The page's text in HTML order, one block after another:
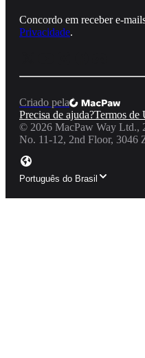
Concordo em receber
Privacidade.
Criado pela
Precisa de ajuda?Termos de
© 2026 MacPaw Way Ltd.,
No. 11-12, 2nd Floor, 3046
Português do Brasil